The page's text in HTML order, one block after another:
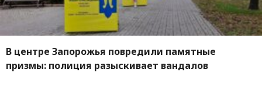
В центре Запорожья повредили памятные
призмы: полиция разыскивает вандалов